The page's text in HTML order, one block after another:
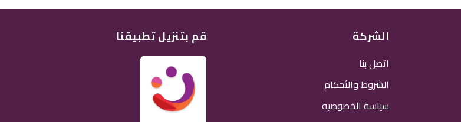
الشركة
اتصل بنا
الشروط والأحكام
سياسة الخصوصية
قم بتنزيل تطبيقنا